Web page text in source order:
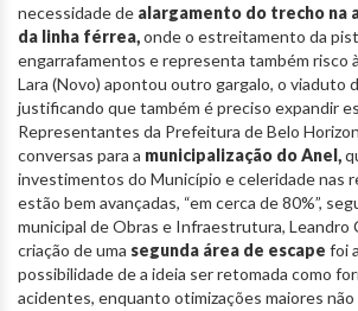
necessidade de alargamento do trecho na
da linha férrea,onde o estreitamento da
engarrafamentos e representa também risco
Lara (Novo) apontou outro gargalo, o viaduto
justificando que também é preciso expandir
Representantes da Prefeitura de Belo
conversas para a municipalização do Anel,
investimentos do Município e celeridade nas
estão bem avançadas, “em cerca de 80%”,
municipal de Obras e Infraestrutura, Leandro
criação de uma segunda área de escape foi
possibilidade de a ideia ser retomada como
acidentes, enquanto otimizações maiores não